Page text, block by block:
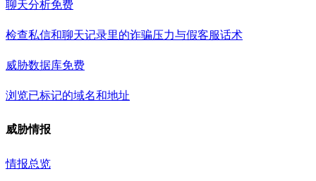
聊天分析免费
检查私信和聊天记录里的诈骗压力与假客服话术
威胁数据库免费
浏览已标记的域名和地址
威胁情报
情报总览